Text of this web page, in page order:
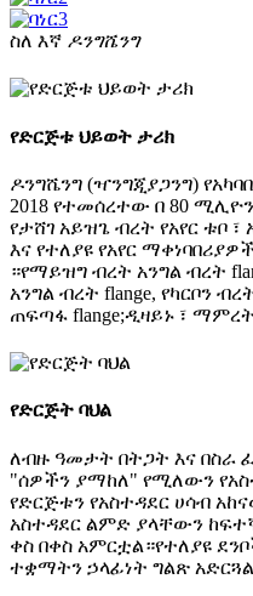
ስለ እኛ ዶንግሼንግ
የድርጅቱ ህይወት ታሪክ
ዶንግሼንግ (ዣንግጂያጋንግ)
2018 የተመሰረተው በ 80
የታሸገ አይዝጌ ብረት የአየር ቱቦ ፣
እና የተለያዩ የአየር
።የማይዝግ ብረት አንግል ብረት
አንግል ብረት flange, የካርቦን
ጠፍጣፋ flange;ዲዛይኑ ፣
የድርጅት ባህል
ለብዙ ዓመታት በትጋት እና በስራ
"ሰዎችን ያማከለ" የሚለውን
የድርጅቱን የአስተዳደር ሀሳብ
አስተዳደር ልምድ ያላቸውን
ቀስ በቀስ አምርቷል።የተለያዩ
ተቋማትን ኃላፊነት ግልጽ